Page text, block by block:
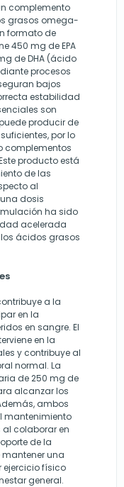
complemento
grasos omega-
formato de
450 mg de EPA
de DHA (ácido
procesos
bajos
estabilidad
son
producir de
por lo
complementos
producto está
de las
al
dosis
ha sido
acelerada
ácidos grasos
a la
en la
en sangre. El
en la
y contribuye al
normal. La
de 250 mg de
alcanzar los
ambos
mantenimiento
al colaborar en
de la
una
ejercicio físico
general.